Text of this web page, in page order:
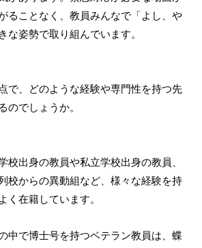
ることなく、教員みんなで「よし、や
な姿勢で取り組んでいます。
で、どのような経験や専門性を持つ先
のでしょうか。
校出身の教員や私立学校出身の教員、
校からの異動組など、様々な経験を持
く在籍しています。
中で博士号を持つベテラン教員は、蝶